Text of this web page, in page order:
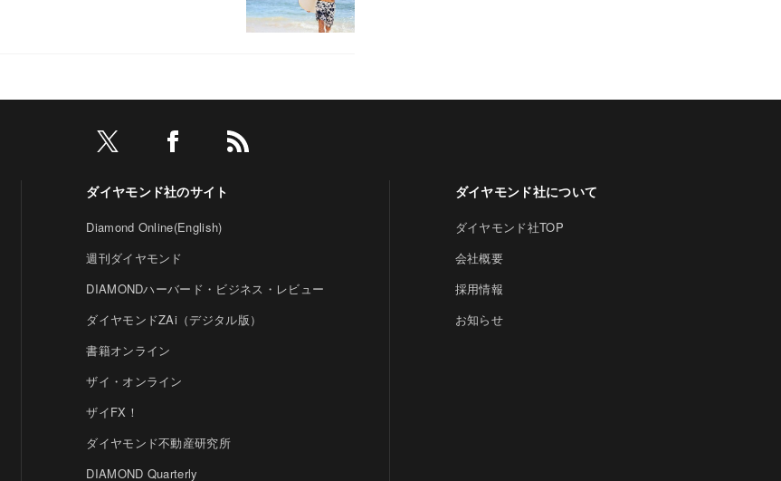
ダイヤモンド社のサイト
Diamond Online(English)
週刊ダイヤモンド
DIAMONDハーバード・ビジネス・レビュー
ダイヤモンドZAi（デジタル版）
書籍オンライン
ザイ・オンライン
ザイFX！
ダイヤモンド不動産研究所
DIAMOND Quarterly
ダイヤモンド社について
ダイヤモンド社TOP
会社概要
採用情報
お知らせ